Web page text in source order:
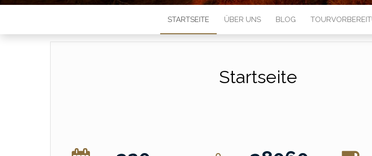
STARTSEITE ÜBER UNS BLOG
Startseite